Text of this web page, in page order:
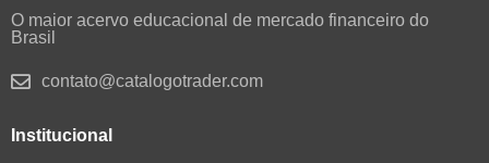
O maior acervo educacional de mercado financeiro do
Brasil
contato@catalogotrader.com
Institucional